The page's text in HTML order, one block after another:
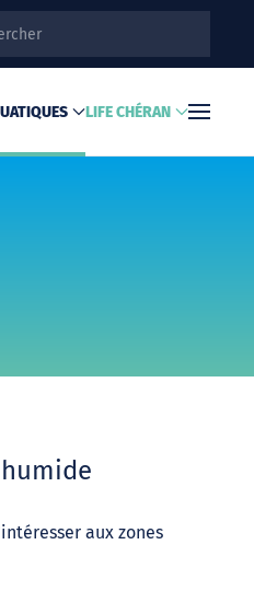
LIFE CHÉRAN
aux zones